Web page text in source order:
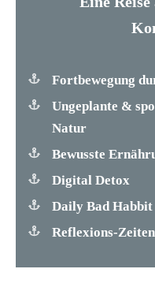
Fortbewegung
Ungeplante &
Natur
Bewusste
Digital Detox
Daily Bad Habbit
Reflexions-Zeiten